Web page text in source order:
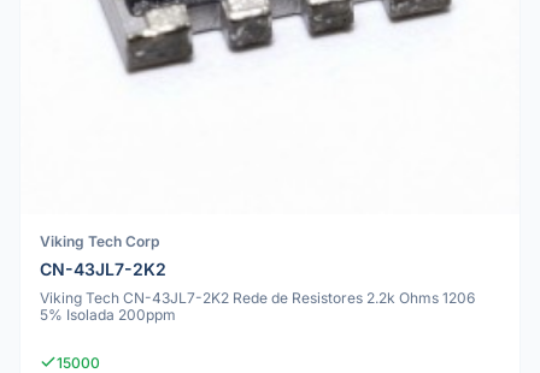
Viking Tech Corp
CN-43JL7-2K2
Viking Tech CN-43JL7-2K2 Rede de Resistores 2.2k Ohms 1206
5% Isolada 200ppm
15000